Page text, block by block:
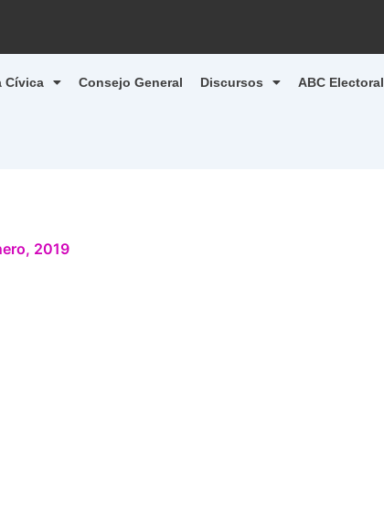
Cívica Consejo General Discursos ABC Electoral
2019